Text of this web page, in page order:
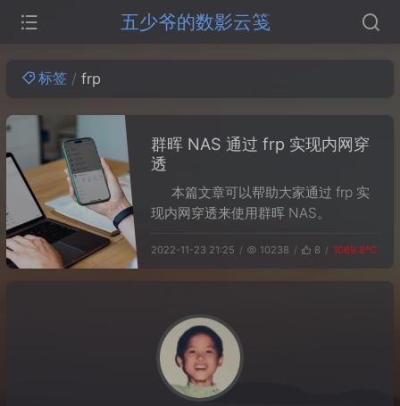
五少爷的数影云笺
标签 frp
群晖 NAS 通过 frp 实现内网穿
透
本篇文章可以帮助大家通过 frp 实
现内网穿透来使用群晖 NAS。
2022-11-23 21:25 10238 8 1069.8℃